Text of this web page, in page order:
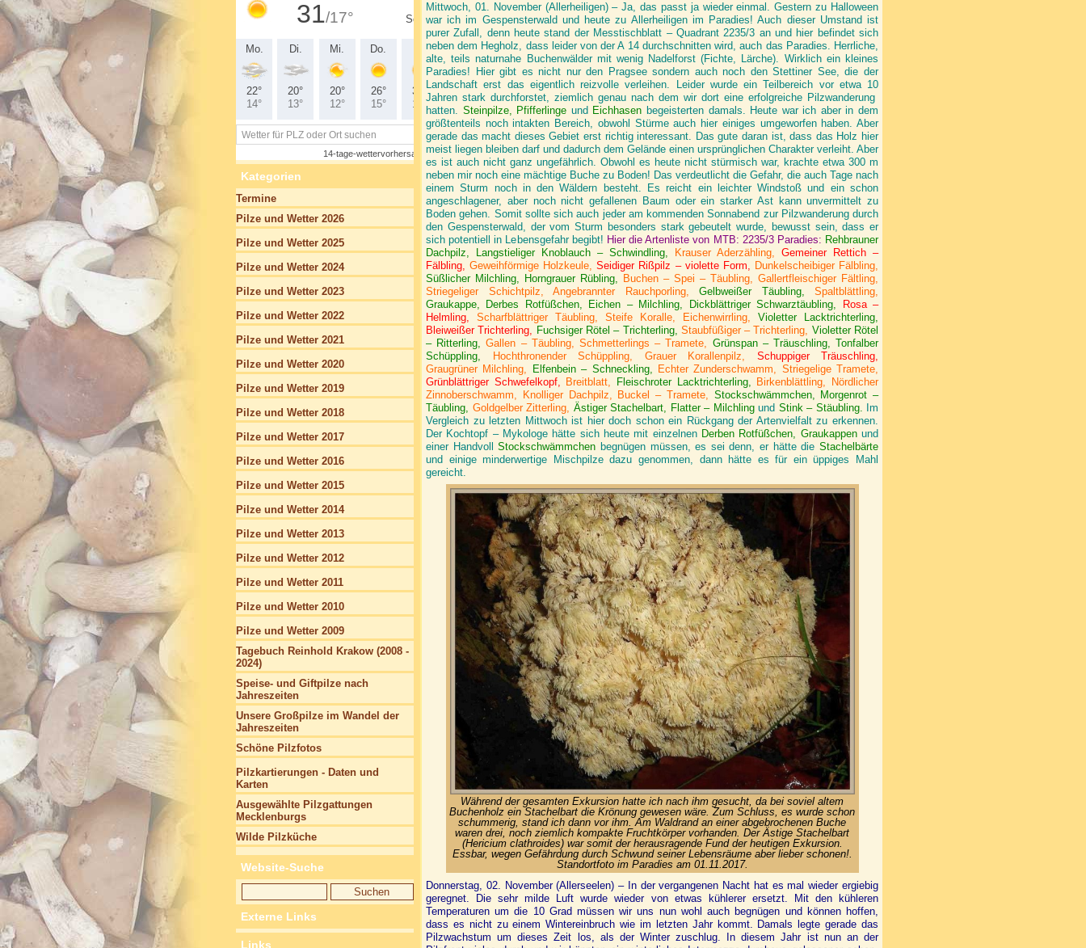
Mittwoch, 01. November (Allerheiligen) – Ja, das passt ja wieder einmal. Gestern zu Halloween
war ich im Gespensterwald und heute zu Allerheiligen im Paradies! Auch dieser Umstand ist
purer Zufall, denn heute stand der Messtischblatt – Quadrant 2235/3 an und hier befindet sich
neben dem Hegholz, dass leider von der A 14 durchschnitten wird, auch das Paradies. Herrliche,
alte, teils naturnahe Buchenwälder mit wenig Nadelforst (Fichte, Lärche). Wirklich ein kleines
Paradies! Hier gibt es nicht nur den Pragsee sondern auch noch den Stettiner See, die der
Landschaft erst das eigentlich reizvolle verleihen. Leider wurde ein Teilbereich vor etwa 10
Jahren stark durchforstet, ziemlich genau nach dem wir dort eine erfolgreiche Pilzwanderung
hatten. Steinpilze, Pfifferlinge und Eichhasen begeisterten damals. Heute war ich aber in dem
größtenteils noch intakten Bereich, obwohl Stürme auch hier einiges umgeworfen haben. Aber
gerade das macht dieses Gebiet erst richtig interessant. Das gute daran ist, dass das Holz hier
meist liegen bleiben darf und dadurch dem Gelände einen ursprünglichen Charakter verleiht. Aber
es ist auch nicht ganz ungefährlich. Obwohl es heute nicht stürmisch war, krachte etwa 300 m
neben mir noch eine mächtige Buche zu Boden! Das verdeutlicht die Gefahr, die auch Tage nach
einem Sturm noch in den Wäldern besteht. Es reicht ein leichter Windstoß und ein schon
angeschlagener, aber noch nicht gefallenen Baum oder ein starker Ast kann unvermittelt zu
Boden gehen. Somit sollte sich auch jeder am kommenden Sonnabend zur Pilzwanderung durch
den Gespensterwald, der vom Sturm besonders stark gebeutelt wurde, bewusst sein, dass er
sich potentiell in Lebensgefahr begibt! Hier die Artenliste von MTB: 2235/3 Paradies: Rehbrauner
Dachpilz, Langstieliger Knoblauch – Schwindling,
Krauser Aderzähling, Gemeiner Rettich –
Fälbling, Geweihförmige Holzkeule, Seidiger Rißpilz – violette Form, Dunkelscheibiger Fälbling,
Süßlicher Milchling, Horngrauer Rübling, Buchen – Spei – Täubling, Gallertfleischiger Fältling,
Striegeliger Schichtpilz, Angebrannter Rauchporling,
Gelbweißer Täubling, Spaltblättling,
Graukappe, Derbes Rotfüßchen, Eichen – Milchling, Dickblättriger Schwarztäubling,
Rosa –
Helmling,
Scharfblättriger Täubling, Steife Koralle, Eichenwirrling,
Violetter Lacktrichterling,
Bleiweißer Trichterling, Fuchsiger Rötel – Trichterling, Staubfüßiger – Trichterling, Violetter Rötel
– Ritterling, Gallen – Täubling, Schmetterlings – Tramete, Grünspan – Träuschling, Tonfalber
Schüppling,
Hochthronender Schüppling, Grauer Korallenpilz,
Schuppiger Träuschling,
Graugrüner Milchling,
Elfenbein – Schneckling, Echter Zunderschwamm, Striegelige Tramete,
Grünblättriger Schwefelkopf, Breitblatt, Fleischroter Lacktrichterling, Birkenblättling, Nördlicher
Zinnoberschwamm, Knolliger Dachpilz, Buckel – Tramete, Stockschwämmchen, Morgenrot –
Täubling, Goldgelber Zitterling, Ästiger Stachelbart, Flatter – Milchlingund Stink – Stäubling. Im
Vergleich zu letzten Mittwoch ist hier doch schon ein Rückgang der Artenvielfalt zu erkennen.
Der Kochtopf – Mykologe hätte sich heute mit einzelnenDerben Rotfüßchen, Graukappenund
einer HandvollStockschwämmchen begnügen müssen, es sei denn, er hätte dieStachelbärte
und einige minderwertige Mischpilze dazu genommen, dann hätte es für ein üppiges Mahl
gereicht.
Während der gesamten Exkursion hatte ich nach ihm gesucht, da bei soviel altem
Buchenholz ein Stachelbart die Krönung gewesen wäre. Zum Schluss, es wurde schon
schummerig, stand ich dann vor ihm. Am Waldrand an einer abgebrochenen Buche
waren drei, noch ziemlich kompakte Fruchtkörper vorhanden. Der Ästige Stachelbart
(Hericium clathroides) war somit der herausragende Fund der heutigen Exkursion.
Essbar, wegen Gefährdung durch Schwund seiner Lebensräume aber lieber schonen!.
Standortfoto im Paradies am 01.11.2017.
Donnerstag, 02. November (Allerseelen) – In der vergangenen Nacht hat es mal wieder ergiebig
geregnet. Die sehr milde Luft wurde wieder von etwas kühlerer ersetzt. Mit den kühleren
Temperaturen um die 10 Grad müssen wir uns nun wohl auch begnügen und können hoffen,
dass es nicht zu einem Wintereinbruch wie im letzten Jahr kommt. Damals legte gerade das
Pilzwachstum um dieses Zeit los, als der Winter zuschlug. In diesem Jahr ist nun an der
Kategorien
Termine
Pilze und Wetter 2026
Pilze und Wetter 2025
Pilze und Wetter 2024
Pilze und Wetter 2023
Pilze und Wetter 2022
Pilze und Wetter 2021
Pilze und Wetter 2020
Pilze und Wetter 2019
Pilze und Wetter 2018
Pilze und Wetter 2017
Pilze und Wetter 2016
Pilze und Wetter 2015
Pilze und Wetter 2014
Pilze und Wetter 2013
Pilze und Wetter 2012
Pilze und Wetter 2011
Pilze und Wetter 2010
Pilze und Wetter 2009
Tagebuch Reinhold Krakow (2008 -
2024)
Speise- und Giftpilze nach
Jahreszeiten
Unsere Großpilze im Wandel der
Jahreszeiten
Schöne Pilzfotos
Pilzkartierungen - Daten und
Karten
Ausgewählte Pilzgattungen
Mecklenburgs
Wilde Pilzküche
Website-Suche
Externe Links
Links